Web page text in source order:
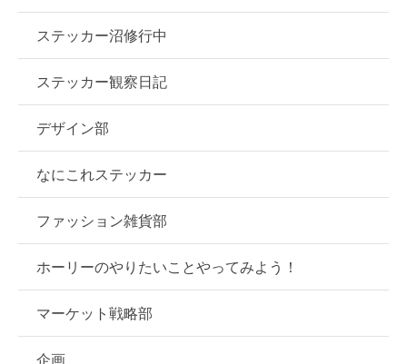
ステッカー沼修行中
ステッカー観察日記
デザイン部
なにこれステッカー
ファッション雑貨部
ホーリーのやりたいことやってみよう！
マーケット戦略部
企画